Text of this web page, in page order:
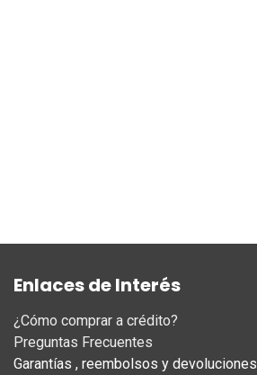
Enlaces de Interés
¿Cómo comprar a crédito?
Preguntas Frecuentes
Garantías , reembolsos y devoluciones